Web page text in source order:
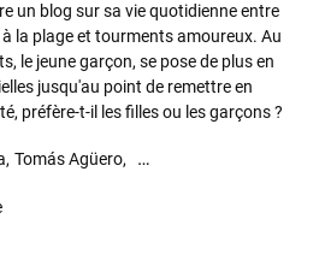
un blog sur sa vie quotidienne entre
la plage et tourments amoureux. Au
le jeune garçon, se pose de plus en
jusqu'au point de remettre en
préfère-t-il les filles ou les garçons ?
Tomás Agüero Lía Bagnoli Lía Bagnoli